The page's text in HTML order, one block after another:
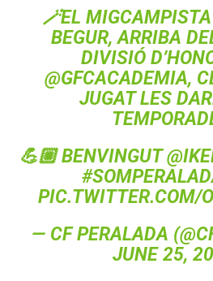
🪄EL
BEGUR, ARRIBA
DIVISIÓ
@GFCACADEMIA,
JUGAT LES
💪🏼 BENVINGUT
PIC.TWITTER.COM/
— CF PERALADA
JUNE 25,